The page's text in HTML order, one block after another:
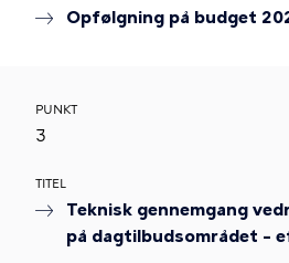
Opfølgning på budget
PUNKT
3
TITEL
Teknisk gennemgang
på dagtilbudsområdet –